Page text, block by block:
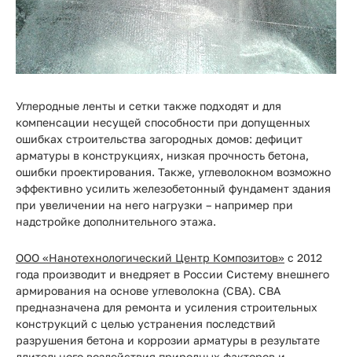
Углеродные ленты и сетки также подходят и для
компенсации несущей способности при допущенных
ошибках строительства загородных домов: дефицит
арматуры в конструкциях, низкая прочность бетона,
ошибки проектирования. Также, углеволокном возможно
эффективно усилить железобетонный фундамент здания
при увеличении на него нагрузки – например при
надстройке дополнительного этажа.
ООО «Нанотехнологический Центр Композитов» с 2012
года производит и внедряет в России Систему внешнего
армирования на основе углеволокна (СВА). СВА
предназначена для ремонта и усиления строительных
конструкций с целью устранения последствий
разрушения бетона и коррозии арматуры в результате